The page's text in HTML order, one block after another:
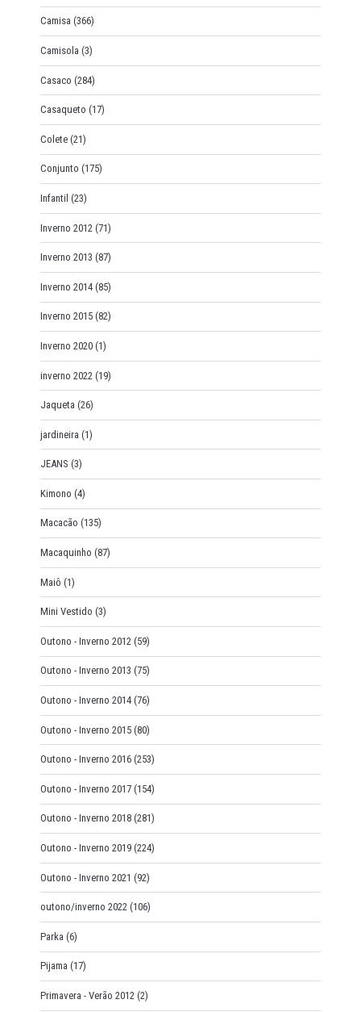
Camisa (366)
Camisola (3)
Casaco (284)
Casaqueto (17)
Colete (21)
Conjunto (175)
Infantil (23)
Inverno 2012 (71)
Inverno 2013 (87)
Inverno 2014 (85)
Inverno 2015 (82)
Inverno 2020 (1)
inverno 2022 (19)
Jaqueta (26)
jardineira (1)
JEANS (3)
Kimono (4)
Macacão (135)
Macaquinho (87)
Maiô (1)
Mini Vestido (3)
Outono - Inverno 2012 (59)
Outono - Inverno 2013 (75)
Outono - Inverno 2014 (76)
Outono - Inverno 2015 (80)
Outono - Inverno 2016 (253)
Outono - Inverno 2017 (154)
Outono - Inverno 2018 (281)
Outono - Inverno 2019 (224)
Outono - Inverno 2021 (92)
outono/inverno 2022 (106)
Parka (6)
Pijama (17)
Primavera - Verão 2012 (2)